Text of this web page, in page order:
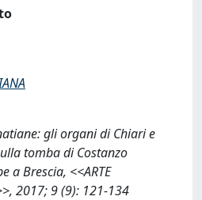
gli organi di Chiari e
tomba di Costanzo
a Brescia, <<ARTE
2017; 9 (9): 121-134